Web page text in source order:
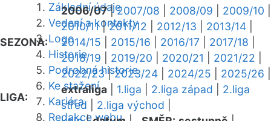
Základní údaje
Vedení a kontakty
Logo
Historie
Podrobná historie
Ke stažení
Kariéra
Redakce webu
SEZONA:
2006/07|2007/08 2008/09 2009/10
2010/11|2011/12 2012/13 2013/14
2014/15
2015/16 2016/17 2017/18
2018/19
2019/20 2020/21 2021/22
2022/23|2023/24 2024/25 2025/26
LIGA:
extraliga 1.liga 2.liga západ
2.liga
střed
2.liga východ